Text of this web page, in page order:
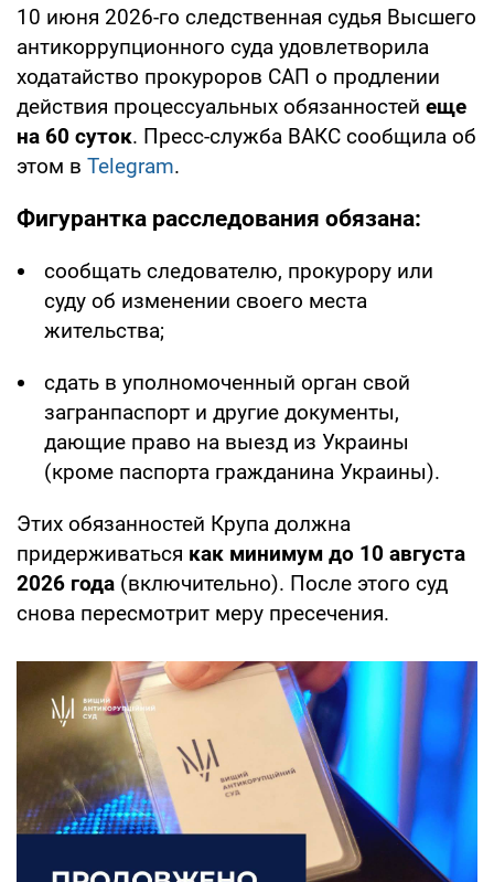
10 июня 2026-го следственная судья Высшего
антикоррупционного суда удовлетворила
ходатайство прокуроров САП о продлении
действия процессуальных обязанностей еще
на 60 суток. Пресс-служба ВАКС сообщила об
этом в Telegram.
Фигурантка расследования обязана:
сообщать следователю, прокурору или
суду об изменении своего места
жительства;
сдать в уполномоченный орган свой
загранпаспорт и другие документы,
дающие право на выезд из Украины
(кроме паспорта гражданина Украины).
Этих обязанностей Крупа должна
придерживаться как минимум до 10 августа
2026 года (включительно). После этого суд
снова пересмотрит меру пресечения.